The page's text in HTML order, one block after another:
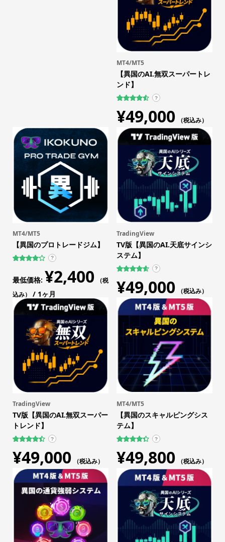
MT4/MT5
【異国のAI.無双スーパートレ
ンド】
者評価に
基づく5段
うち、
点
?
¥49,000 （税込み）
MT4/MT5
【異国のプロトレードジム】
基づく5
段階評価
のうち、
4.13点
?
最低価格: ¥2,400
（税
込み）
/ 1ヶ月
TradingView
TV版【異国のAI.天底サインシ
ステム】
者評価に
基づく5段
うち、
点
?
¥49,000 （税込み）
TradingView
TV版【異国のAI.無双スーパー
トレンド】
者評価に
基づく5段
うち、
4.47
点
?
¥49,000 （税込み）
MT4/MT5
【異国のスキャルピングシス
テム】
者評価に
基づく5段
うち、
点
?
¥49,800 （税込み）